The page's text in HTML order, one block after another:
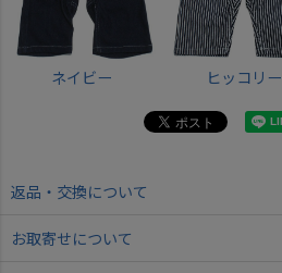
ネイビー ヒッコリー
返品・交換について
お取寄せについて